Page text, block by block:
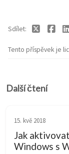
Tento příspěvek je
Sdílet
Další čtení
15. kvě 2018
Jak
Windows s